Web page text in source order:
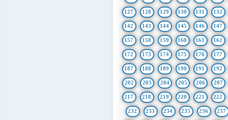
127 128 129 130 131 132
142 143 144 145 146 147
157 158 159 160 161 162
172 173 174 175 176 177
187 188 189 190 191 192
202 203 204 205 206 207
217 218 219 220 221 222
232 233 234 235 236 237